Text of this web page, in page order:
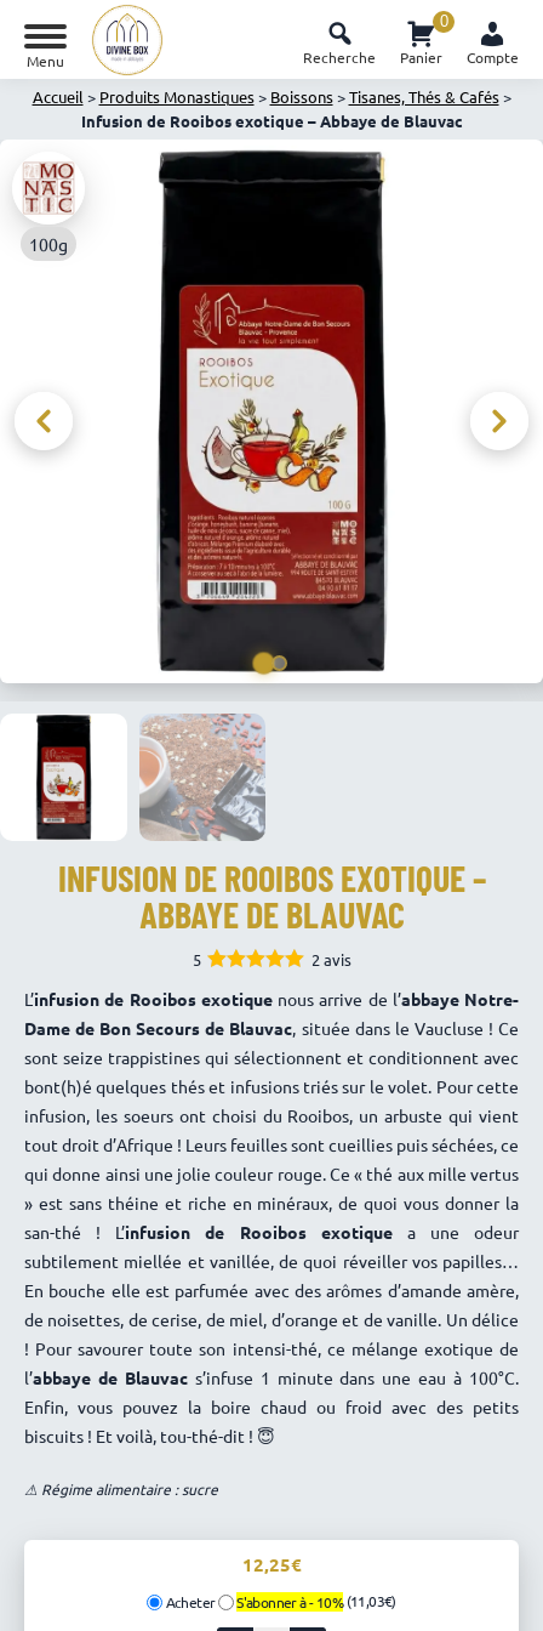
Menu Recherche Panier
0
Compte
Accueil > Produits Monastiques> Boissons>Tisanes, Thés & Cafés>
Infusion de Rooibos exotique – Abbaye de Blauvac
100g
INFUSION DE ROOIBOS EXOTIQUE –
ABBAYE DE BLAUVAC
5
sur 5
2 avis
L’infusion de Rooibos exotique nous arrive de l’abbaye Notre-
Dame de Bon Secours de Blauvac , située dans le Vaucluse ! Ce
sont seize trappistines qui sélectionnent et conditionnent avec
bont(h)é quelques thés et infusions triés sur le volet. Pour cette
infusion, les soeurs ont choisi du Rooibos, un arbuste qui vient
tout droit d’Afrique ! Leurs feuilles sont cueillies puis séchées, ce
qui donne ainsi une jolie couleur rouge. Ce « thé aux mille vertus
» est sans théine et riche en minéraux, de quoi vous donner la
san-thé ! L’infusion de Rooibos exotique a une odeur
subtilement miellée et vanillée, de quoi réveiller vos papilles
En bouche elle est parfumée avec des arômes d’amande amère,
de noisettes, de cerise, de miel, d’orange et de vanille. Un délice
! Pour savourer toute son intensi-thé, ce mélange exotique de
l’abbaye de Blauvacs’infuse 1 minute dans une eau à 100°C.
Enfin, vous pouvez la boire chaud ou froid avec des petits
biscuits ! Et voilà, tou-thé-dit ! 😇
⚠ Régime alimentaire : sucre
12,25
Acheter S'abonner à -10% (11,03€)